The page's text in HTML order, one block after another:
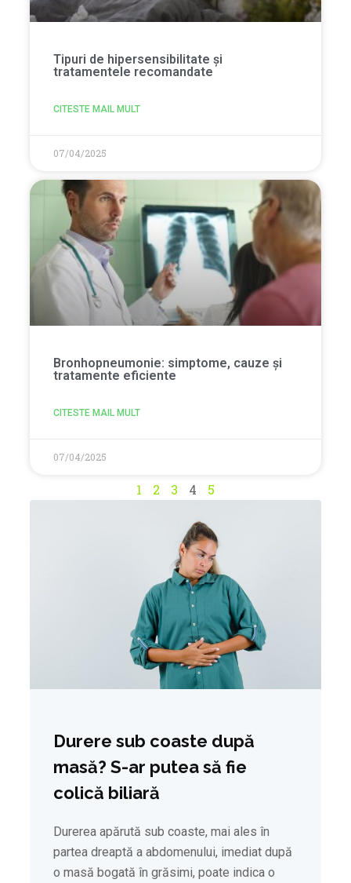
Tipuri de hipersensibilitate și
tratamentele recomandate
CITESTE MAIL MULT
07/04/2025
Bronhopneumonie: simptome, cauze și
tratamente eficiente
CITESTE MAIL MULT
07/04/2025
1 2 3 4 5
Durere sub coaste după
masă? S-ar putea să fie
colică biliară
Durerea apărută sub coaste, mai ales în
partea dreaptă a abdomenului, imediat după
o masă bogată în grăsimi, poate indica o